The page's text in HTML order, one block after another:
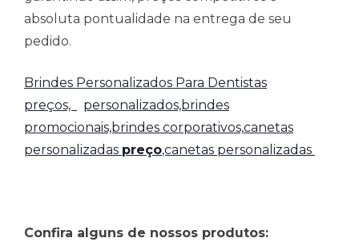
absoluta pontualidade na entrega de seu
pedido.
Brindes Personalizados Para Dentistas
preços,
personalizados,brindes
promocionais,brindes corporativos,canetas
personalizadas preço,canetas personalizadas
Confira alguns de nossos produtos: